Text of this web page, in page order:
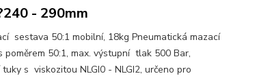
- 290mm
sestava 50:1 mobilní, 18kg Pneumatická mazací
poměrem 50:1, max. výstupní tlak 500 Bar,
s viskozitou NLGI0 - NLGI2, určeno pro